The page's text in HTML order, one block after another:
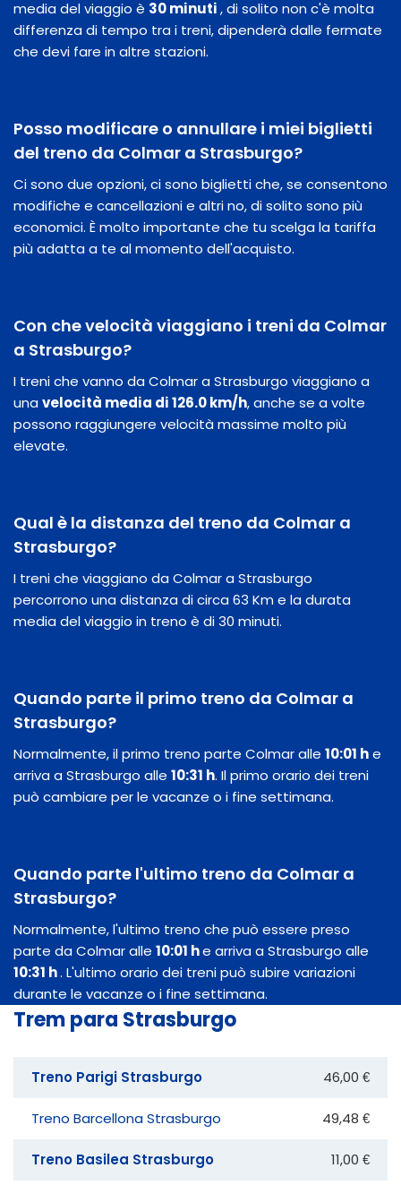
media del viaggio è 30 minuti, di solito non c'è molta
differenza di tempo tra i treni, dipenderà dalle fermate
che devi fare in altre stazioni.
Posso modificare o annullare i miei biglietti
del treno da Colmar a Strasburgo?
Ci sono due opzioni, ci sono biglietti che, se consentono
modifiche e cancellazioni e altri no, di solito sono più
economici. È molto importante che tu scelga la tariffa
più adatta a te al momento dell'acquisto.
Con che velocità viaggiano i treni da Colmar
a Strasburgo?
I treni che vanno da Colmar a Strasburgo viaggiano a
unavelocità media di 126.0 km/h, anche se a volte
possono raggiungere velocità massime molto più
elevate.
Qual è la distanza del treno da Colmar a
Strasburgo?
I treni che viaggiano da Colmar a Strasburgo
percorrono una distanza di circa 63 Km e la durata
media del viaggio in treno è di 30 minuti.
Quando parte il primo treno da Colmar a
Strasburgo?
Normalmente, il primo treno parte Colmar alle 10:01 he
arriva a Strasburgo alle 10:31 h. Il primo orario dei treni
può cambiare per le vacanze o i fine settimana.
Quando parte l'ultimo treno da Colmar a
Strasburgo?
Normalmente, l'ultimo treno che può essere preso
parte da Colmar alle 10:01 he arriva a Strasburgo alle
10:31 h. L'ultimo orario dei treni può subire variazioni
durante le vacanze o i fine settimana.
Trem para Strasburgo
Treno Parigi Strasburgo 46,00 €
Treno Barcellona Strasburgo 49,48 €
Treno Basilea Strasburgo 11,00 €